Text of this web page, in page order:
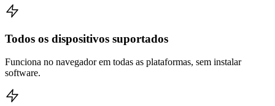
Todos os dispositivos suportados
Funciona no navegador em todas as plataformas, sem instalar
software.